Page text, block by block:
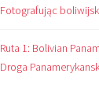
Fotografując
Ruta 1: Bolivian
Droga